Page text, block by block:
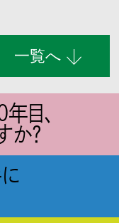
一覧へ
目、
か？